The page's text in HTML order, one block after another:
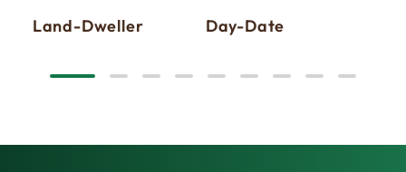
Land-Dweller Day-Date